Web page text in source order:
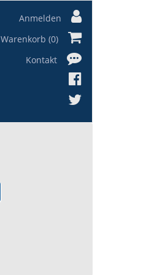
Anmelden
Warenkorb (0)
Kontakt